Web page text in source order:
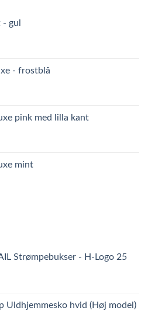
- gul
- frostblå
pink med lilla kant
mint
Strømpebukser - H-Logo 25
Uldhjemmesko hvid (Høj model)